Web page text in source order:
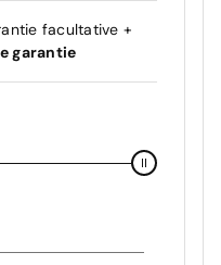
facultative +
garantie